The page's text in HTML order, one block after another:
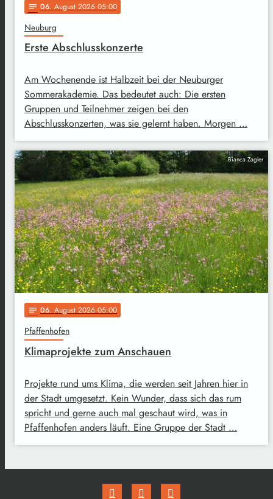
notes 06. August 2026 05:00
Neuburg
Erste Abschlusskonzerte
Am Wochenende ist Halbzeit bei der Neuburger
Sommerakademie. Das bedeutet auch: Die ersten
Gruppen und Teilnehmer zeigen bei den
Abschlusskonzerten, was sie gelernt haben. Morgen …
Bianca Zagler
notes 06. August 2026 05:00
Pfaffenhofen
Klimaprojekte zum Anschauen
Projekte rund ums Klima, die werden seit Jahren hier in
der Stadt umgesetzt. Kein Wunder, dass sich das rum
spricht und gerne auch mal geschaut wird, was in
Pfaffenhofen anders läuft. Eine Gruppe der Stadt …